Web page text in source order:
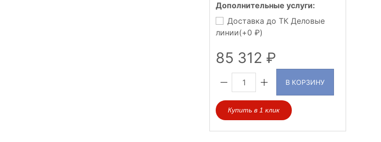
Дополнительные услуги:
Доставка до ТК Деловые
линии(+0 )
85 312
В КОРЗИНУ
Купить в 1 клик